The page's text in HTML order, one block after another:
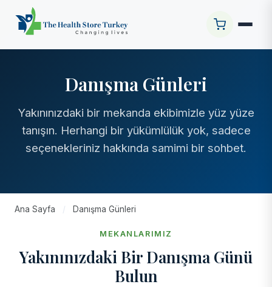
Danışma Günleri
Yakınınızdaki bir mekanda ekibimizle yüz yüze
tanışın. Herhangi bir yükümlülük yok, sadece
seçenekleriniz hakkında samimi bir sohbet.
Ana Sayfa / Danışma Günleri
MEKANLARIMIZ
Yakınınızdaki Bir Danışma Günü
Bulun